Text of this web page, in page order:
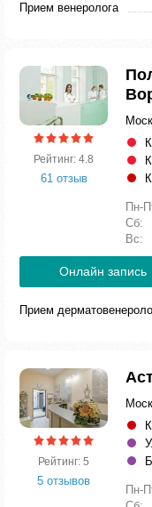
Прием венеролога
Рейтинг: 4.8
61 отзыв
Пн-
Сб:
Вс:
Онлайн запись
Прием
Рейтинг: 5
5 отзывов
Пн-